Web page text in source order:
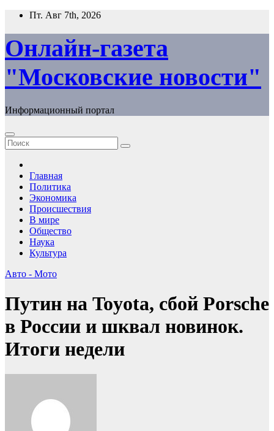
Перейти
содержимому
Пт. Авг 7th, 2026
Онлайн-газета
"Московские новости"
Информационный портал
Главная
Политика
Экономика
Происшествия
В мире
Общество
Наука
Культура
Авто - Мото
Путин на Toyota, сбой Porsche
в России и шквал новинок.
Итоги недели